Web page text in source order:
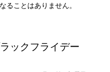
ることはありません。
ラックフライデー